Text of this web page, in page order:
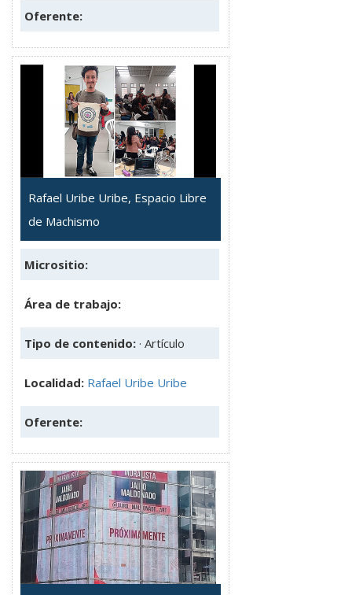
Oferente:
Rafael Uribe Uribe, Espacio Libre
de Machismo
Micrositio:
Área de trabajo:
Tipo de contenido: · Artículo
Localidad: Rafael Uribe Uribe
Oferente: